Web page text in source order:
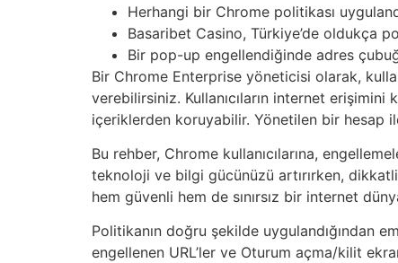
Herhangi bir Chrome politikası
Basaribet Casino, Türkiye’de oldukça
Bir pop-up engellendiğinde adres
Bir Chrome Enterprise yöneticisi olarak,
verebilirsiniz. Kullanıcıların internet
içeriklerden koruyabilir. Yönetilen bir hesap
Bu rehber, Chrome kullanıcılarına,
teknoloji ve bilgi gücünüzü artırırken,
hem güvenli hem de sınırsız bir internet
Politikanın doğru şekilde uygulandığından
engellenen URL’ler ve Oturum açma/kilit